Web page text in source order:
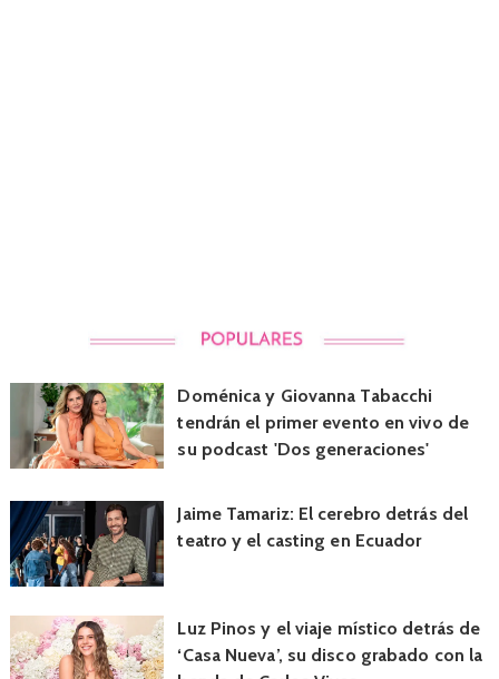
Doménica y Giovanna Tabacchi
tendrán el primer evento en vivo de
su podcast 'Dos generaciones'
Jaime Tamariz: El cerebro detrás del
teatro y el casting en Ecuador
Luz Pinos y el viaje místico detrás de
‘Casa Nueva’, su disco grabado con la